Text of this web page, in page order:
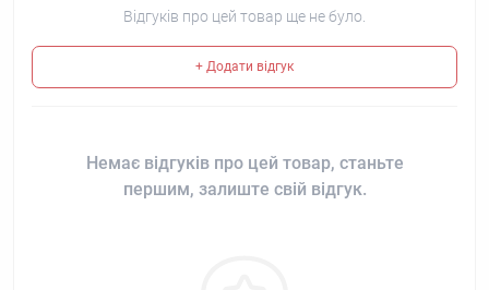
Відгуків про цей товар ще не було.
+ Додати відгук
Немає відгуків про цей товар, станьте
першим, залиште свій відгук.